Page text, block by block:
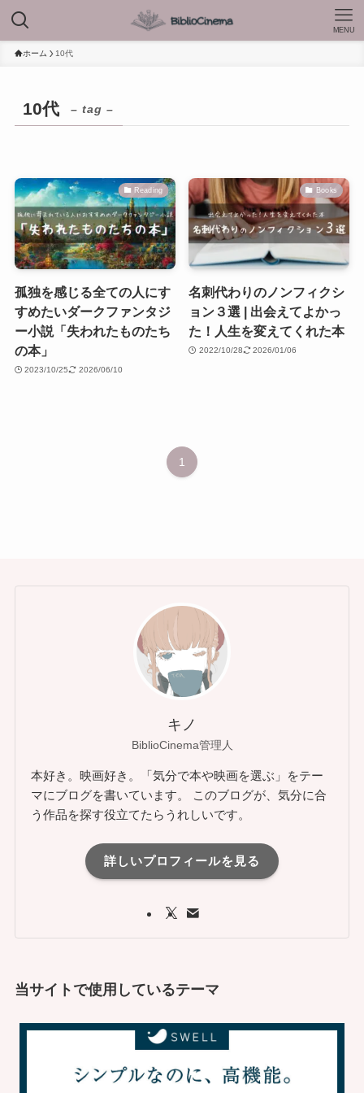
MENU
ホーム 10代
10代 – tag –
Reading
孤独を感じる全ての人にす
すめたいダークファンタジ
ー小説「失われたものたち
の本」
2023/10/25 2026/06/10
Books
名刺代わりのノンフィクシ
ョン３選 | 出会えてよかっ
た！人生を変えてくれた本
2022/10/28 2026/01/06
1
キノ
BiblioCinema管理人
本好き。映画好き。「気分で本や映画を選ぶ」をテー
マにブログを書いています。 このブログが、気分に合
う作品を探す役立てたらうれしいです。
詳しいプロフィールを見る
当サイトで使用しているテーマ